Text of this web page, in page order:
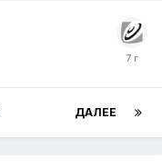
ДАЛЕЕ